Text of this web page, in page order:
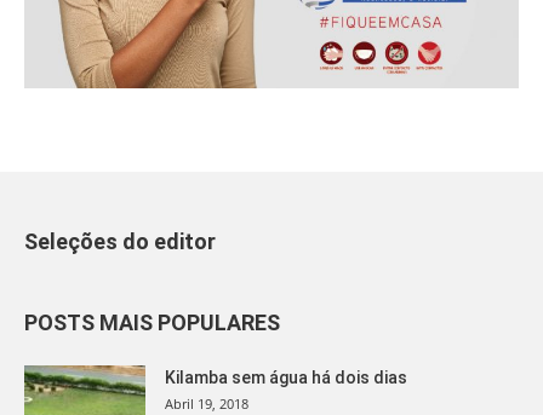
Seleções do editor
POSTS MAIS POPULARES
Kilamba sem água há dois dias
Abril 19, 2018